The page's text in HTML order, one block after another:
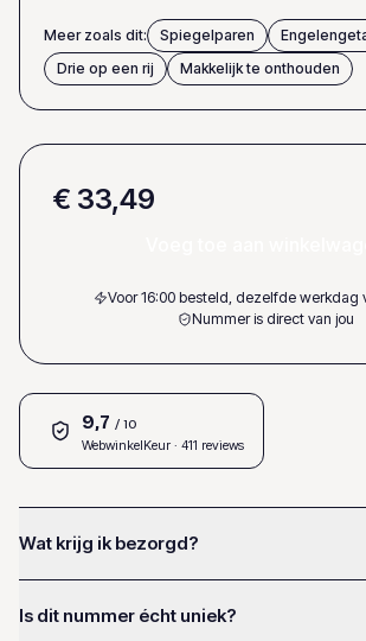
Meer zoals dit: Spiegelparen
Drie op een rij
Makkelijk te onthouden
€ 33,49
Voor 16:00 besteld, dezelfde werkdag
Nummer is direct van jou
9,7 / 10
WebwinkelKeur · 411 reviews
Wat krijg ik bezorgd?
Is dit nummer écht uniek?